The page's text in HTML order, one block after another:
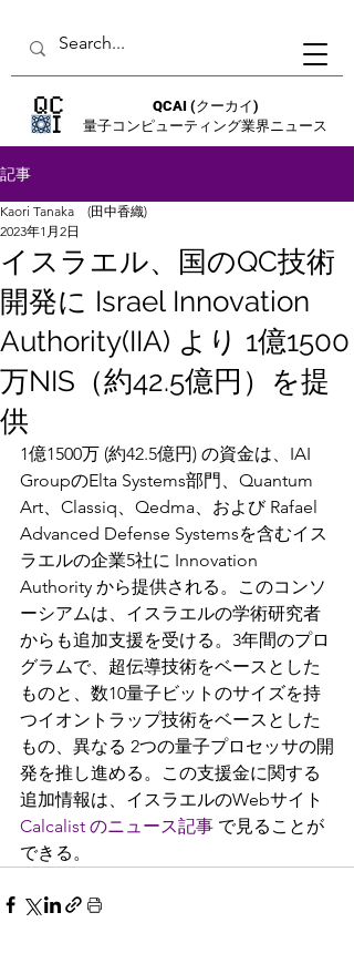
QCAI (クーカイ)
量子コンピューティング業界ニュース
記事
イスラエル、国のQC技術
開発に Israel Innovation
Authority(IIA) より 1億1500
万NIS（約42.5億円）を提
供
Kaori Tanaka (田中香織)
2023年1月2日
1億1500万 (約42.5億円) の資金は、IAI
GroupのElta Systems部門、Quantum
Art、Classiq、Qedma、および Rafael
Advanced Defense Systemsを含むイス
ラエルの企業5社に Innovation
Authority から提供される。このコンソ
ーシアムは、イスラエルの学術研究者
からも追加支援を受ける。3年間のプロ
グラムで、超伝導技術をベースとした
ものと、数10量子ビットのサイズを持
つイオントラップ技術をベースとした
もの、異なる 2つの量子プロセッサの開
発を推し進める。この支援金に関する
追加情報は、イスラエルのWebサイト
Calcalist のニュース記事 で見ることが
できる。